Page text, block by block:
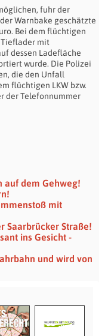
fuhr der
Warnbake geschätzte
Bei dem flüchtigen
Tieflader mit
dessen Ladefläche
wurde. Die Polizei
die den Unfall
flüchtigen LKW bzw.
der Telefonnummer
auf dem Gehweg!
mit
Saarbrücker Straße!
ins Gesicht -
und wird von